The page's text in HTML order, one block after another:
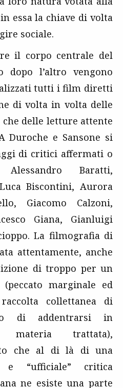
essa la chiave di volta
sociale.
il corpo centrale del
l’altro vengono
tutti i film diretti
di volta in volta delle
delle letture attente
Duroche e Sansone si
di critici affermati o
Baratti,
Biscontini, Aurora
Giacomo Calzoni,
Giana, Gianluigi
La filmografia di
attentamente, anche
di troppo per un
marginale ed
collettanea di
di addentrarsi in
materia trattata),
che al di là di una
e “ufficiale” critica
ne esiste una parte